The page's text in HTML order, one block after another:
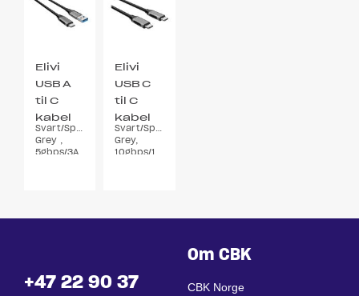
Elivi
USB A
til C
kabel
0,2
meter
Svart/Space
Grey ,
5gbps/3A
Elivi
USB C
til C
kabel
0,3
meter
Svart/Space
Grey,
+47 22 90 37
Om CBK
CBK Norge